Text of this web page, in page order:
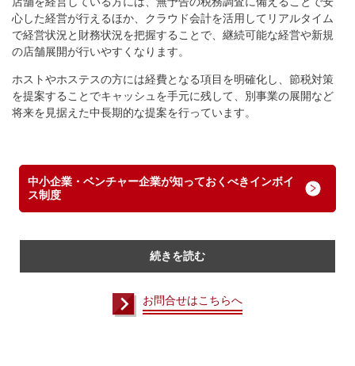
心した経営が行えるほか、クラウド会計を活用してリアルタイム
で経営状況と財務状況を把握することで、継続可能な経営や新規
の店舗展開が行いやすくなります。
ホストやホステスの方には経費となる項目を明確化し、節税対策
を提案することでキャッシュを手元に残して、別事業の展開など
将来を見据えた中長期的な提案を行っています。
中小企業・ベンチャー企業が知っておくべきインボイ
ス制度
続きを読む
お問合せはこちらへ